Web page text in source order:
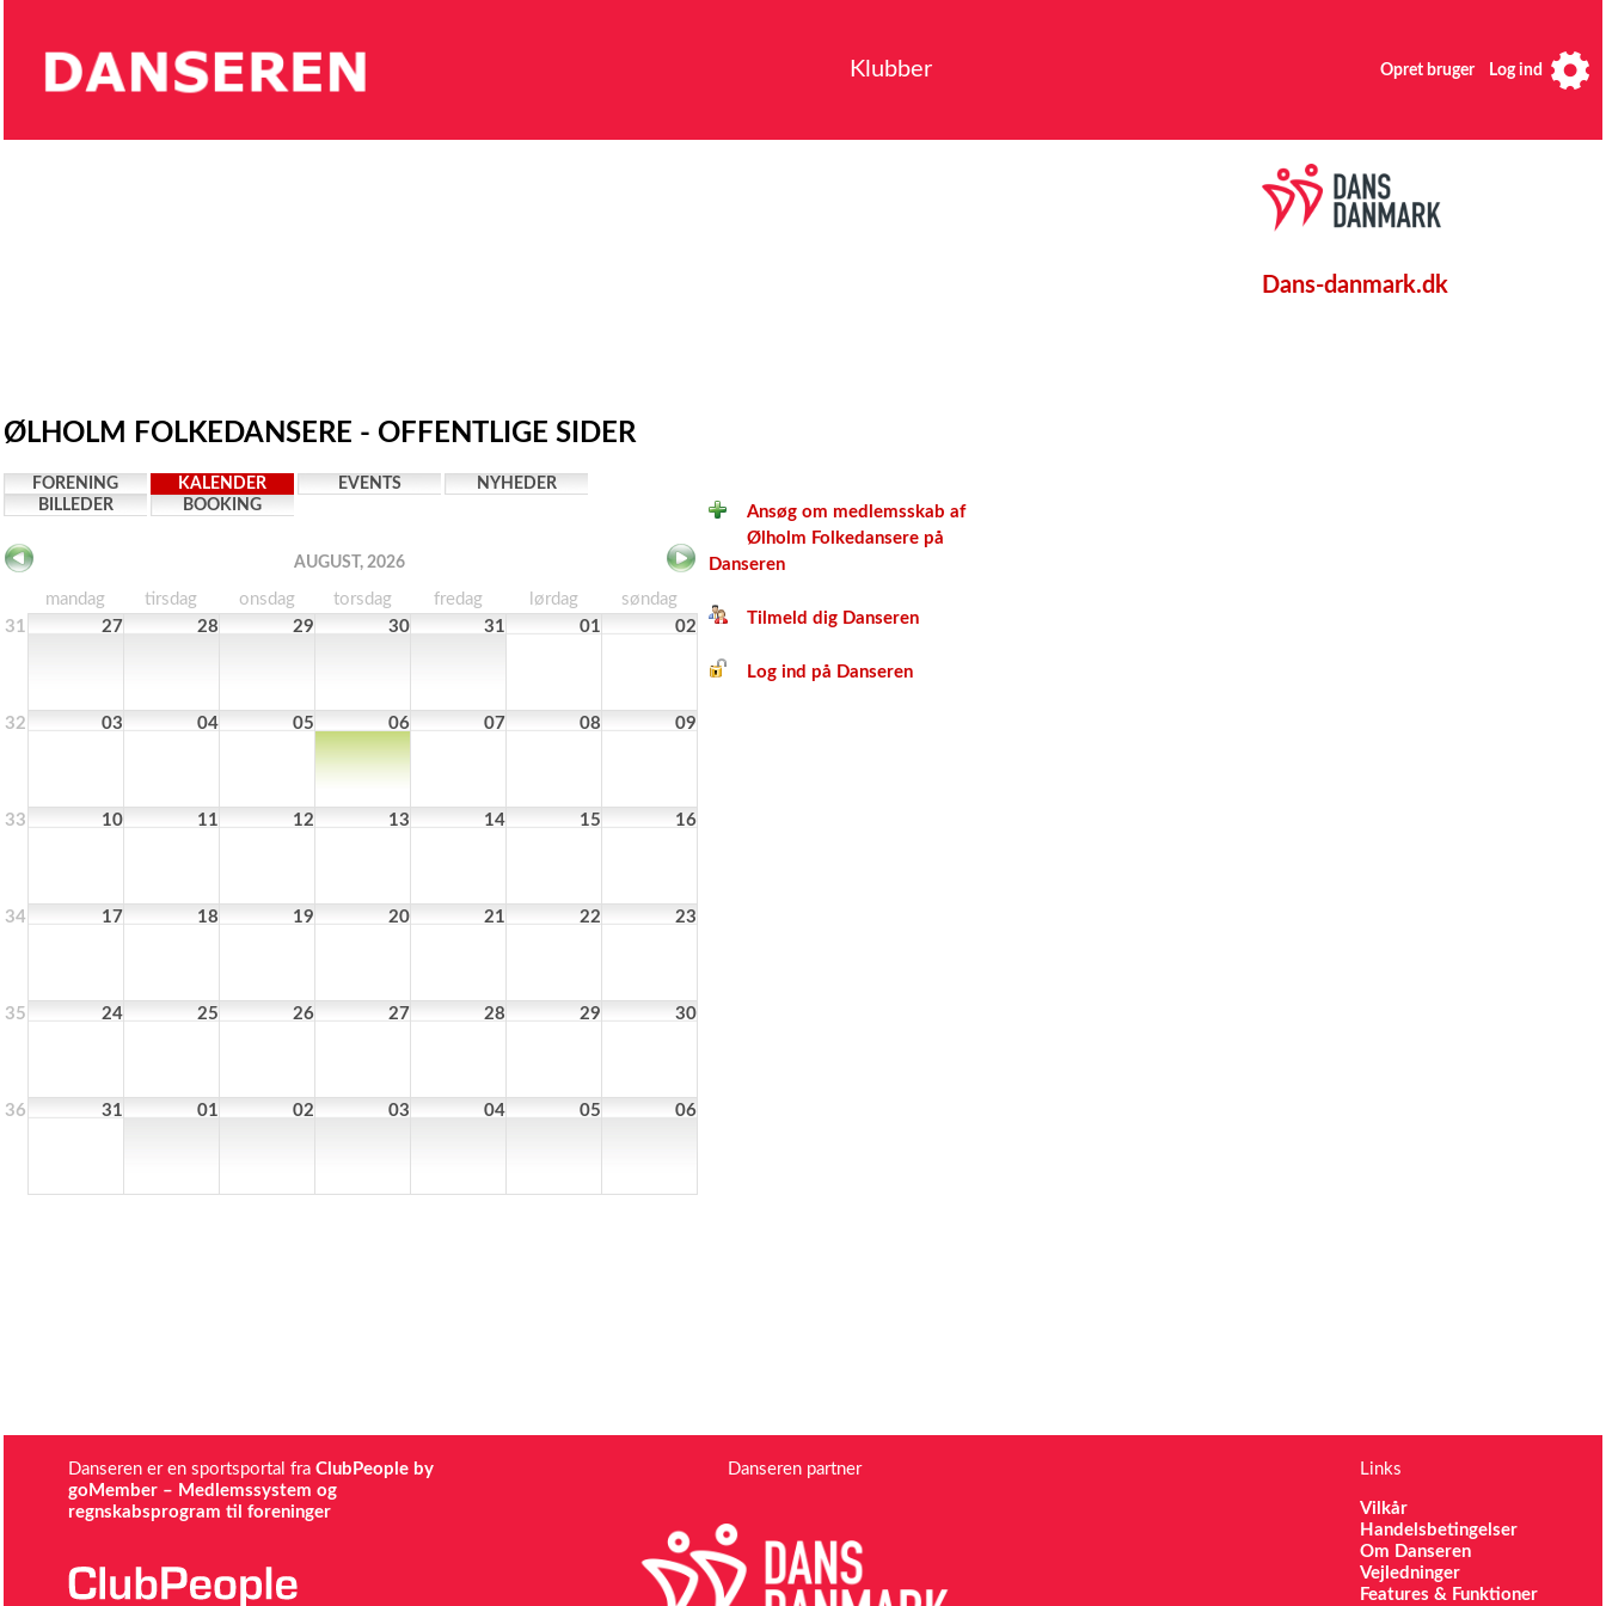
Klubber Opret bruger Log ind
ØLHOLM FOLKEDANSERE - OFFENTLIGE SIDER
FORENING KALENDER EVENTS
NYHEDER
BILLEDER
BOOKING
AUGUST, 2026
mandag tirsdag onsdag torsdag fredag lørdag
søndag
31
27 28 29 30 31 01 02
32 03 04 05 06 07 08 09
33 10 11 12 13 14 15 16
34 17 18 19 20 21 22 23
35 24 25 26 27 28 29 30
36 31 01 02 03 04 05 06
Ansøg om medlemsskab af
Ølholm Folkedansere på
Danseren
Tilmeld dig Danseren
Log ind på Danseren
Dans-danmark.dk
Danseren er en sportsportal fra ClubPeople by
goMember – Medlemssystem og
regnskabsprogram til foreninger
Danseren partner Links
Vilkår
Handelsbetingelser
Om Danseren
Vejledninger
Features & Funktioner